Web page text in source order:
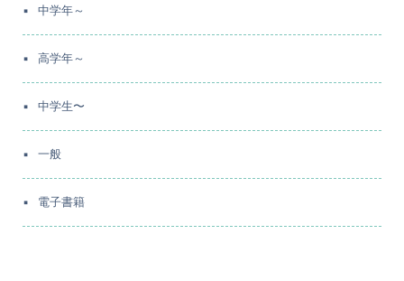
中学年～
高学年～
中学生〜
一般
電子書籍